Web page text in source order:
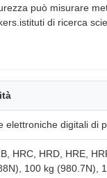
può misurare
di ricerca
elettroniche digitali di
HRC, HRD, HRE,
100 kg (980.7N),